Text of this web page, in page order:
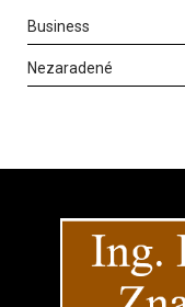
Business
Nezaradené